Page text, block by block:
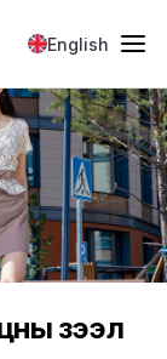
English
зээл